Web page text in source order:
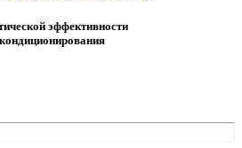
эффективности